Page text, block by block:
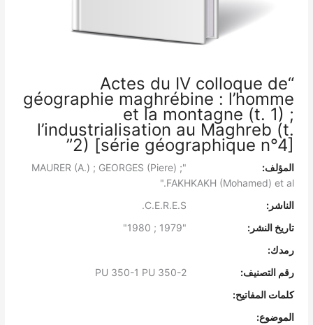
“Actes du IV colloque de
géographie maghrébine : l’homme
et la montagne (t. 1) ;
l’industrialisation au Maghreb (t.
2) [série géographique n°4]”
المؤلف:
"MAURER (A.) ; GEORGES (Piere) ;
FAKHKAKH (Mohamed) et al."
الناشر:
تاريخ النشر:
"1979 ; 1980"
رمدك:
رقم التصنيف:
PU 350-1 PU 350-2
كلمات المفاتيح:
الموضوع: